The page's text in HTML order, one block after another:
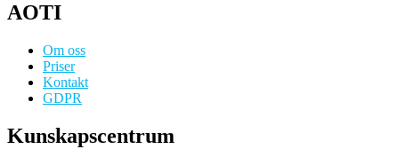
AOTI
Om oss
Priser
Kontakt
GDPR
Kunskapscentrum